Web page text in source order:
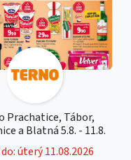
Prachatice, Tábor,
a Blatná 5.8. - 11.8.
úterý 11.08.2026